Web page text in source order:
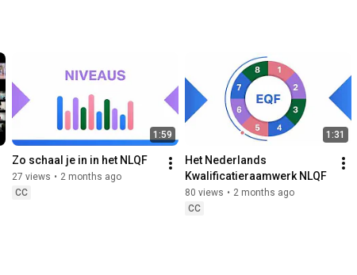
1:59
Zo schaal je in in het NLQF
27 views • 2 months ago
CC
1:31
Het Nederlands
Kwalificatieraamwerk NLQF
80 views • 2 months ago
CC